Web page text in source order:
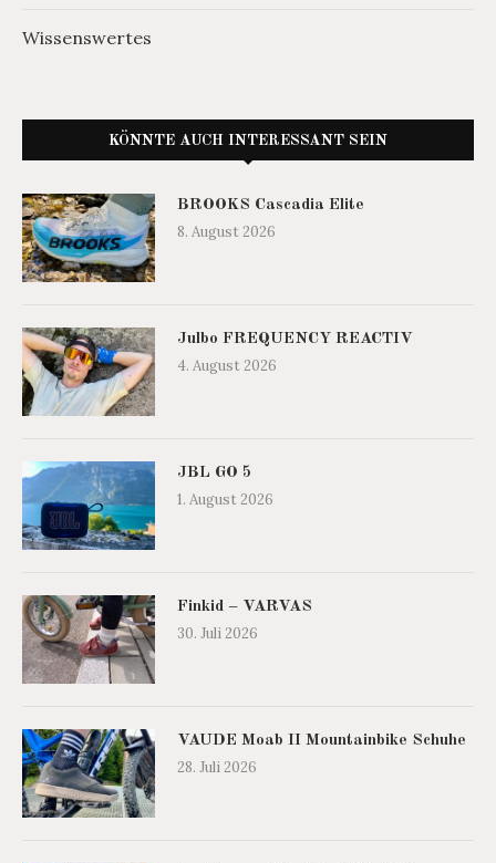
Wissenswertes
KÖNNTE AUCH INTERESSANT SEIN
BROOKS Cascadia Elite
8. August 2026
Julbo FREQUENCY REACTIV
4. August 2026
JBL GO 5
1. August 2026
Finkid – VARVAS
30. Juli 2026
VAUDE Moab II Mountainbike Schuhe
28. Juli 2026